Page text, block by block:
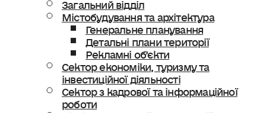
Містобудування та архітектура
Генеральне планування
Детальні плани території
Рекламні об’єкти
Сектор економіки, туризму та
інвестиційної діяльності
Сектор з кадрової та інформаційної
роботи